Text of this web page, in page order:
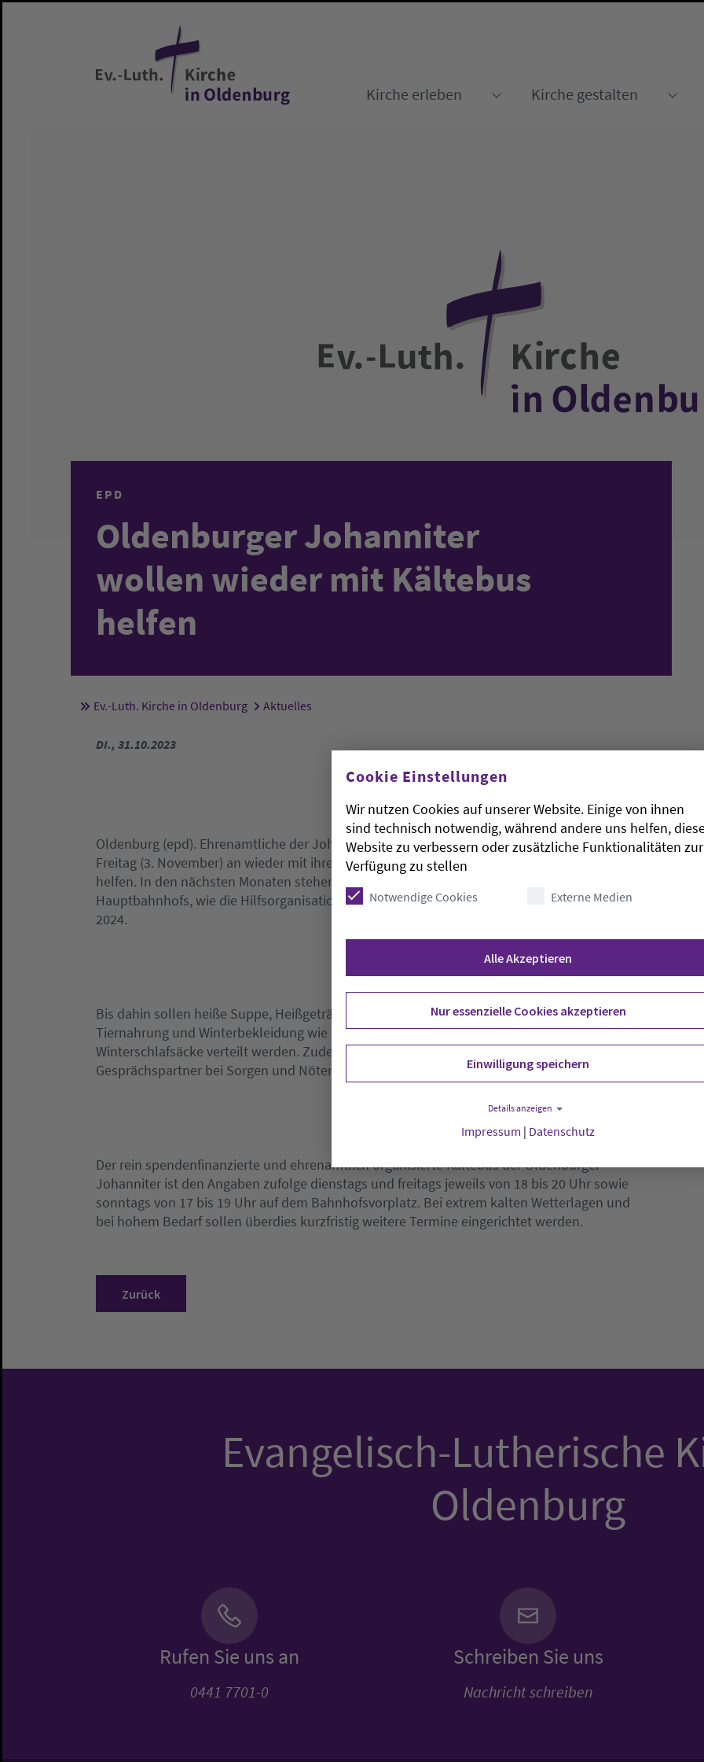
Kirche erleben
Kirche gestalten
EPD
Oldenburger Johanniter
wollen wieder mit Kältebus
helfen
Sie sind hier:
Ev.-Luth. Kirche in Oldenburg Aktuelles
DI., 31.10.2023
Oldenburg (epd). Ehrenamtliche der Johanniter in Oldenburg wollen vom kommenden
Freitag (3. November) an wieder mit ihrem Kältebus bedürftigen und obdachlosen Menschen
helfen. In den nächsten Monaten stehen sie auf dem Vorplatz des Oldenburger
Hauptbahnhofs, wie die Hilfsorganisation am Montag mitteilte. Die Saison gehe bis April
2024.
Bis dahin sollen heiße Suppe, Heißgetränke wie Tee und Kaffee, warme Würstchen,
Tiernahrung und Winterbekleidung wie Handschuhe und warme Socken sowie
Winterschlafsäcke verteilt werden. Zudem sei die Besatzung des Kältebus für die Betroffenen
Gesprächspartner bei Sorgen und Nöten, hieß es.
Der rein spendenfinanzierte und ehrenamtlich organisierte Kältebus der Oldenburger
Johanniter ist den Angaben zufolge dienstags und freitags jeweils von 18 bis 20 Uhr sowie
sonntags von 17 bis 19 Uhr auf dem Bahnhofsvorplatz. Bei extrem kalten Wetterlagen und
bei hohem Bedarf sollen überdies kurzfristig weitere Termine eingerichtet werden.
Zurück
Evangelisch-Lutherische
Oldenburg
Rufen Sie uns an
0441 7701-0
Schreiben Sie uns
Nachricht schreiben
Cookie Einstellungen
Wir nutzen Cookies auf unserer Website. Einige von ihnen
sind technisch notwendig, während andere uns helfen,
Website zu verbessern oder zusätzliche Funktionalitäten zur
Verfügung zu stellen
Notwendige Cookies Externe Medien
Alle Akzeptieren
Nur essenzielle Cookies akzeptieren
Einwilligung speichern
Details anzeigen
Impressum | Datenschutz